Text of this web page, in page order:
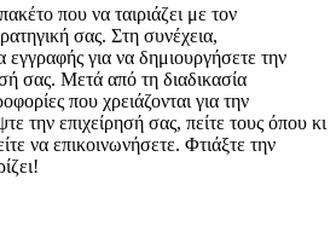
που να ταιριάζει με τον
σας. Στη συνέχεια,
για να δημιουργήσετε την
σας. Μετά από τη διαδικασία
που χρειάζονται για την
την επιχείρησή σας, πείτε τους όπου κι
να επικοινωνήσετε. Φτιάξτε την